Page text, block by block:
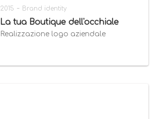
2015 - Brand identity
La tua Boutique dell'occhiale
Realizzazione logo aziendale